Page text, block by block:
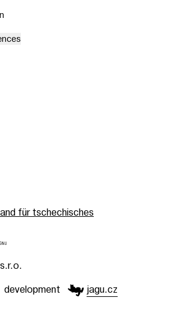
für tschechisches
development jagu.cz